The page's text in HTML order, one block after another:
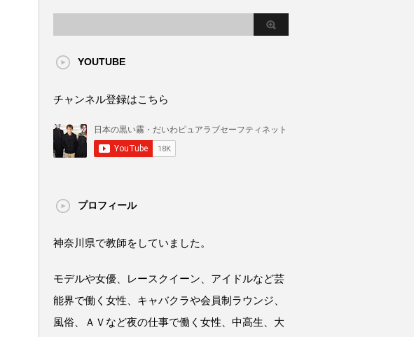
YOUTUBE
チャンネル登録はこちら
プロフィール
神奈川県で教師をしていました。
モデルや女優、レースクイーン、アイドルなど芸
能界で働く女性、キャバクラや会員制ラウンジ、
風俗、ＡＶなど夜の仕事で働く女性、中高生、大